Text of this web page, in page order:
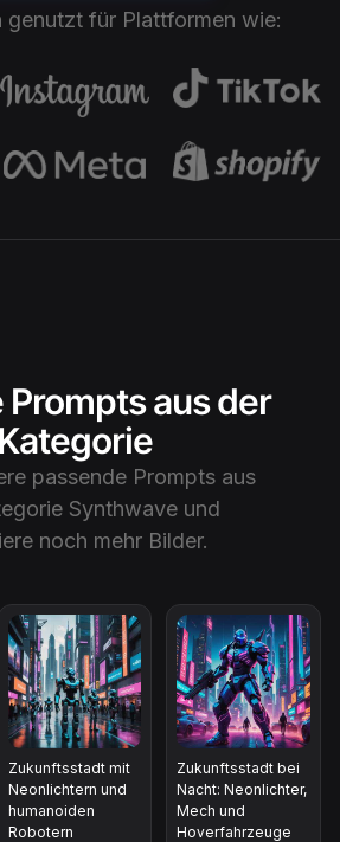
Retro-Synthwave-Vibe der
Gemälde oder ein
Foto und eignet sich ideal
genutzt für Plattformen wie:
Prompts aus der
Kategorie
passende Prompts aus
Synthwaveund
noch mehr Bilder.
Zukunftsstadt mit
Neonlichtern und
humanoiden
Robotern
Zukunftsstadt bei
Nacht: Neonlichter,
Mech und
Hoverfahrzeuge